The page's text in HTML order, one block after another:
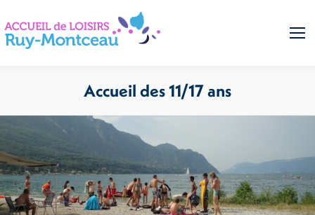
Accueil des 11/17 ans
Vous êtes ici :